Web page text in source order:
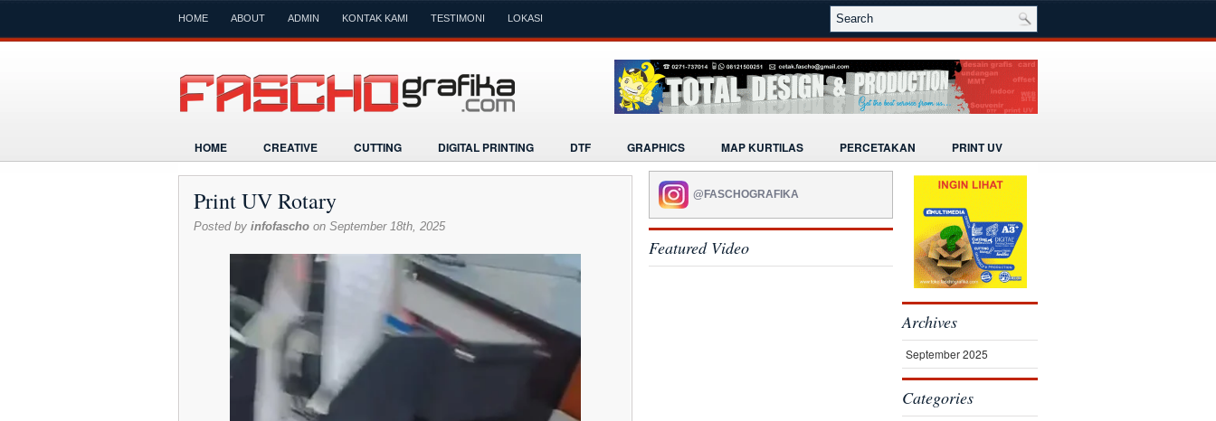
HOME ABOUT ADMIN KONTAK KAMI TESTIMONI LOKASI
HOME CREATIVE CUTTING DIGITAL PRINTING DTF GRAPHICS MAP KURTILAS PERCETAKAN PRINT UV
Print UV Rotary
Posted by infofascho on September 18th, 2025
@FASCHOGRAFIKA
Featured Video
Archives
September 2025
Categories